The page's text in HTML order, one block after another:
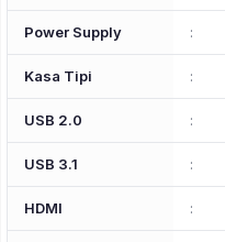
Power Supply :
Kasa Tipi :
USB 2.0 :
USB 3.1 :
HDMI :